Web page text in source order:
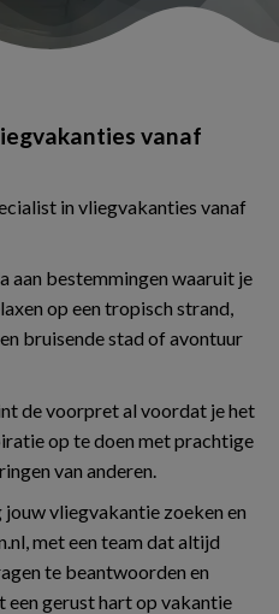
vanaf
in vliegvakanties vanaf
aan bestemmingen waaruit je
op een tropisch strand,
bruisende stad of avontuur
de voorpret al voordat je het
op te doen met prachtige
van anderen.
jouw vliegvakantie zoeken en
met een team dat altijd
te beantwoorden en
gerust hart op vakantie